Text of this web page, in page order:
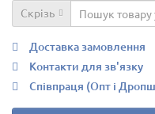
Скрізь
Доставка замовлення
Контакти для зв'язку
Співпраця (Опт і